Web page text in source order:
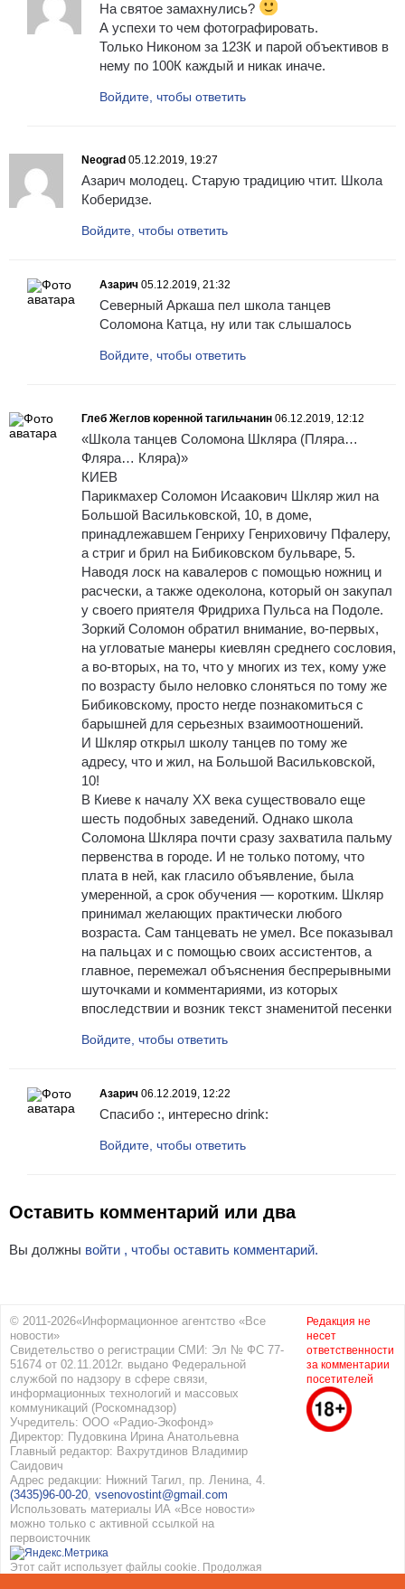
На святое замахнулись?
А успехи то чем фотографировать.
Только Никоном за 123К и парой объективов в
нему по 100К каждый и никак иначе.
Войдите, чтобы ответить
Neograd 05.12.2019, 19:27
Азарич молодец. Старую традицию чтит. Школа
Коберидзе.
Войдите, чтобы ответить
Азарич 05.12.2019, 21:32
Северный Аркаша пел школа танцев
Соломона Катца, ну или так слышалось
Войдите, чтобы ответить
Глеб Жеглов коренной тагильчанин 06.12.2019, 12:12
«Школа танцев Соломона Шкляра (Пляра…
Фляра… Кляра)»
КИЕВ
Парикмахер Соломон Исаакович Шкляр жил на
Большой Васильковской, 10, в доме,
принадлежавшем Генриху Генриховичу Пфалеру,
а стриг и брил на Бибиковском бульваре, 5.
Наводя лоск на кавалеров с помощью ножниц и
расчески, а также одеколона, который он закупал
у своего приятеля Фридриха Пульса на Подоле.
Зоркий Соломон обратил внимание, во-первых,
на угловатые манеры киевлян среднего сословия,
а во-вторых, на то, что у многих из тех, кому уже
по возрасту было неловко слоняться по тому же
Бибиковскому, просто негде познакомиться с
барышней для серьезных взаимоотношений.
И Шкляр открыл школу танцев по тому же
адресу, что и жил, на Большой Васильковской,
10!
В Киеве к началу XX века существовало еще
шесть подобных заведений. Однако школа
Соломона Шкляра почти сразу захватила пальму
первенства в городе. И не только потому, что
плата в ней, как гласило объявление, была
умеренной, а срок обучения — коротким. Шкляр
принимал желающих практически любого
возраста. Сам танцевать не умел. Все показывал
на пальцах и с помощью своих ассистентов, а
главное, перемежал объяснения беспрерывными
шуточками и комментариями, из которых
впоследствии и возник текст знаменитой песенки
Войдите, чтобы ответить
Азарич 06.12.2019, 12:22
Спасибо :, интересно drink:
Войдите, чтобы ответить
Оставить комментарий или два
Вы должны войти , чтобы оставить комментарий.
© 2011-2026«Информационное агентство «Все
новости»
Свидетельство о регистрации СМИ: Эл № ФС 77-
51674 от 02.11.2012г. выдано Федеральной
службой по надзору в сфере связи,
информационных технологий и массовых
коммуникаций (Роскомнадзор)
Учредитель: ООО «Радио-Экофонд»
Директор: Пудовкина Ирина Анатольевна
Главный редактор: Вахрутдинов Владимир
Саидович
Адрес редакции: Нижний Тагил, пр. Ленина, 4.
(3435)96-00-20, vsenovostint@gmail.com
Использовать материалы ИА «Все новости»
можно только с активной ссылкой на
первоисточник
Этот сайт использует файлы cookie. Продолжая
Редакция не
несет
ответственности
за комментарии
посетителей